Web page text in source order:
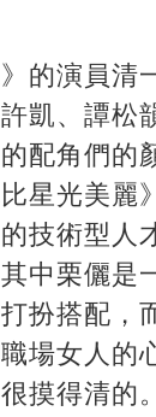
的演員清
凱、譚松
配角們的
星光美麗
技術型人
中栗儷是
扮搭配，
場女人的
摸得清的。